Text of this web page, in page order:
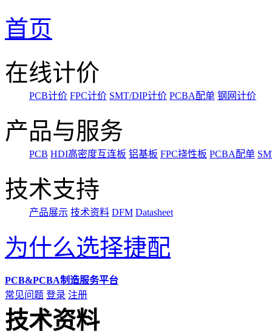
首页
在线计价
PCB计价 FPC计价 SMT/DIP计价 PCBA配单 钢网计价
产品与服务
PCB HDI高密度互连板 铝基板 FPC挠性板 PCBA配单
技术支持
产品展示 技术资料 DFM Datasheet
为什么选择捷配
PCB&PCBA制造服务平台
常见问题 登录 注册
技术资料